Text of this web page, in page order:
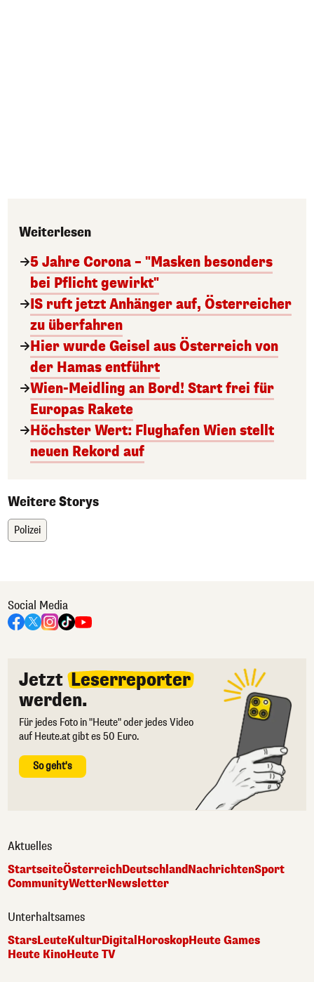
Weiterlesen
5 Jahre Corona – "Masken besonders
bei Pflicht gewirkt"
IS ruft jetzt Anhänger auf, Österreicher
zu überfahren
Hier wurde Geisel aus Österreich von
der Hamas entführt
Wien-Meidling an Bord! Start frei für
Europas Rakete
Höchster Wert: Flughafen Wien stellt
neuen Rekord auf
Weitere Storys
Polizei
Social Media
Jetzt Leserreporter
werden.
Für jedes Foto in "Heute" oder jedes Video
auf Heute.at gibt es 50 Euro.
So geht's
Aktuelles
StartseiteÖsterreichDeutschlandNachrichtenSport
CommunityWetterNewsletter
Unterhaltsames
StarsLeuteKulturDigital HoroskopHeute Games
Heute KinoHeute TV